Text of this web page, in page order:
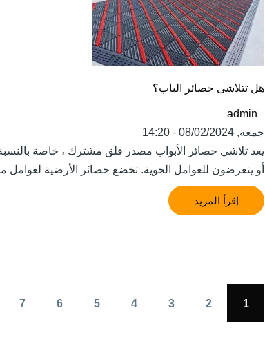
هل تتلاشى حصائر الباب؟
admin
جمعة, 08/02/2024 - 14:20
يعد تلاشي حصائر الأبواب مصدر قلق مشترك ، خاصة
أو يتعرضون للعوامل الجوية. تخضع حصائر الأرضية
إقرأ المزيد
Pagination
1
2
3
4
5
6
7